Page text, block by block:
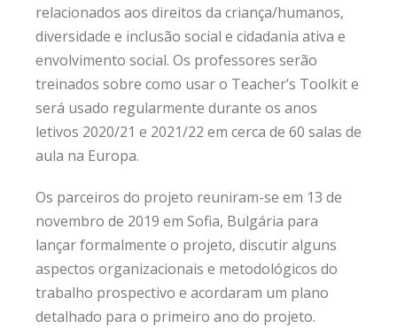
relacionados aos direitos da criança/humanos,
diversidade e inclusão social e cidadania ativa e
envolvimento social. Os professores serão
treinados sobre como usar o Teacher’s Toolkit e
será usado regularmente durante os anos
letivos 2020/21 e 2021/22 em cerca de 60 salas de
aula na Europa.
Os parceiros do projeto reuniram-se em 13 de
novembro de 2019 em Sofia, Bulgária para
lançar formalmente o projeto, discutir alguns
aspectos organizacionais e metodológicos do
trabalho prospectivo e acordaram um plano
detalhado para o primeiro ano do projeto.